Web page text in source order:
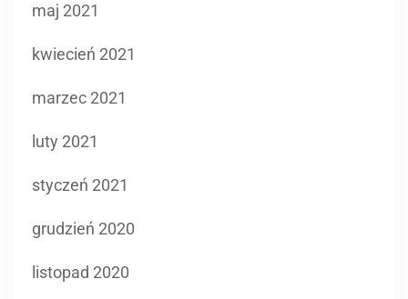
maj 2021
kwiecień 2021
marzec 2021
luty 2021
styczeń 2021
grudzień 2020
listopad 2020